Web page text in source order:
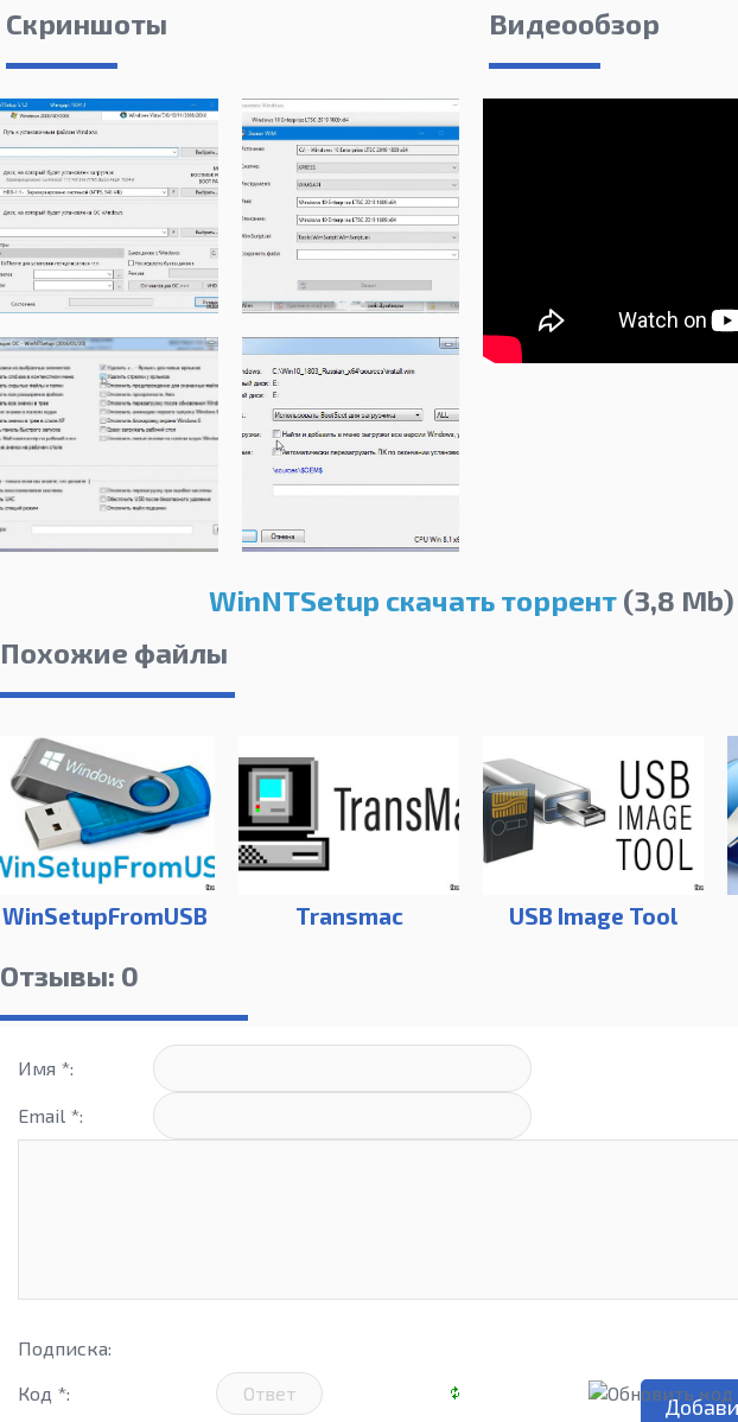
Скриншоты Видеообзор
WinNTSetup скачать торрент(3,8 Mb)
Похожие файлы
WinSetupFromUSB Transmac USB Image Tool
Отзывы: 0
Имя *:
Email *:
Подписка:
Код *: